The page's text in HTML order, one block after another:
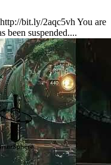
bit.ly/2aqc5vh You are
been suspended....